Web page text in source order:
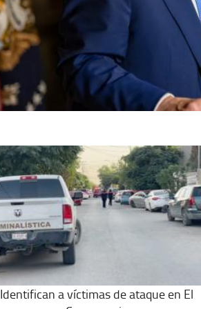
Identifican a víctimas de ataque en El